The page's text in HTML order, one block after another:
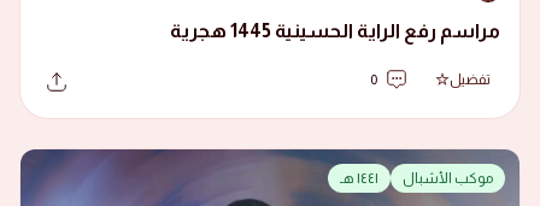
مراسم رفع الراية الحسينية 1445 هجرية
تفضيل 0
موكب الأشبال ١٤٤١ هـ